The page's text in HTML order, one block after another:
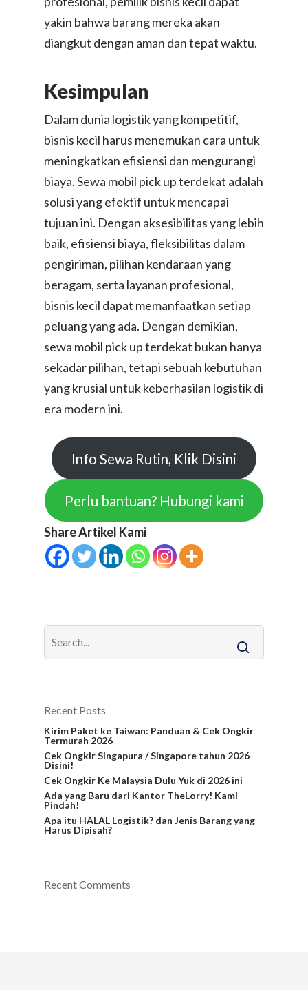
yakin bahwa barang mereka akan
diangkut dengan aman dan tepat waktu.
Kesimpulan
Dalam dunia logistik yang kompetitif,
bisnis kecil harus menemukan cara untuk
meningkatkan efisiensi dan mengurangi
biaya. Sewa mobil pick up terdekat adalah
solusi yang efektif untuk mencapai
tujuan ini. Dengan aksesibilitas yang lebih
baik, efisiensi biaya, fleksibilitas dalam
pengiriman, pilihan kendaraan yang
beragam, serta layanan profesional,
bisnis kecil dapat memanfaatkan setiap
peluang yang ada. Dengan demikian,
sewa mobil pick up terdekat bukan hanya
sekadar pilihan, tetapi sebuah kebutuhan
yang krusial untuk keberhasilan logistik di
era modern ini.
Info Sewa Rutin, Klik Disini
Perlu bantuan? Hubungi kami
Share Artikel Kami
Recent Posts
Kirim Paket ke Taiwan: Panduan & Cek Ongkir
Termurah 2026
Cek Ongkir Singapura / Singapore tahun 2026
Disini!
Cek Ongkir Ke Malaysia Dulu Yuk di 2026 ini
Ada yang Baru dari Kantor TheLorry! Kami
Pindah!
Apa itu HALAL Logistik? dan Jenis Barang yang
Harus Dipisah?
Recent Comments
Sewa Truk
Sewa Mobil Box dan
Sewa Kendaraan
Harian
Jasa Pindahan
Jasa Packing dan
Kirim Paket Ke
Kirim Paket ke
Kirim Paket ke Arab
Arab
Kirim Paket ke USA
Mitra-Driver
Tentang Kami
Informasi Perusahaan
Lokasi Kami
Berita dan Cerita
Review & Testimonial
Masuk /
ID-ID
Change Language
English
Singapore
Malaysia